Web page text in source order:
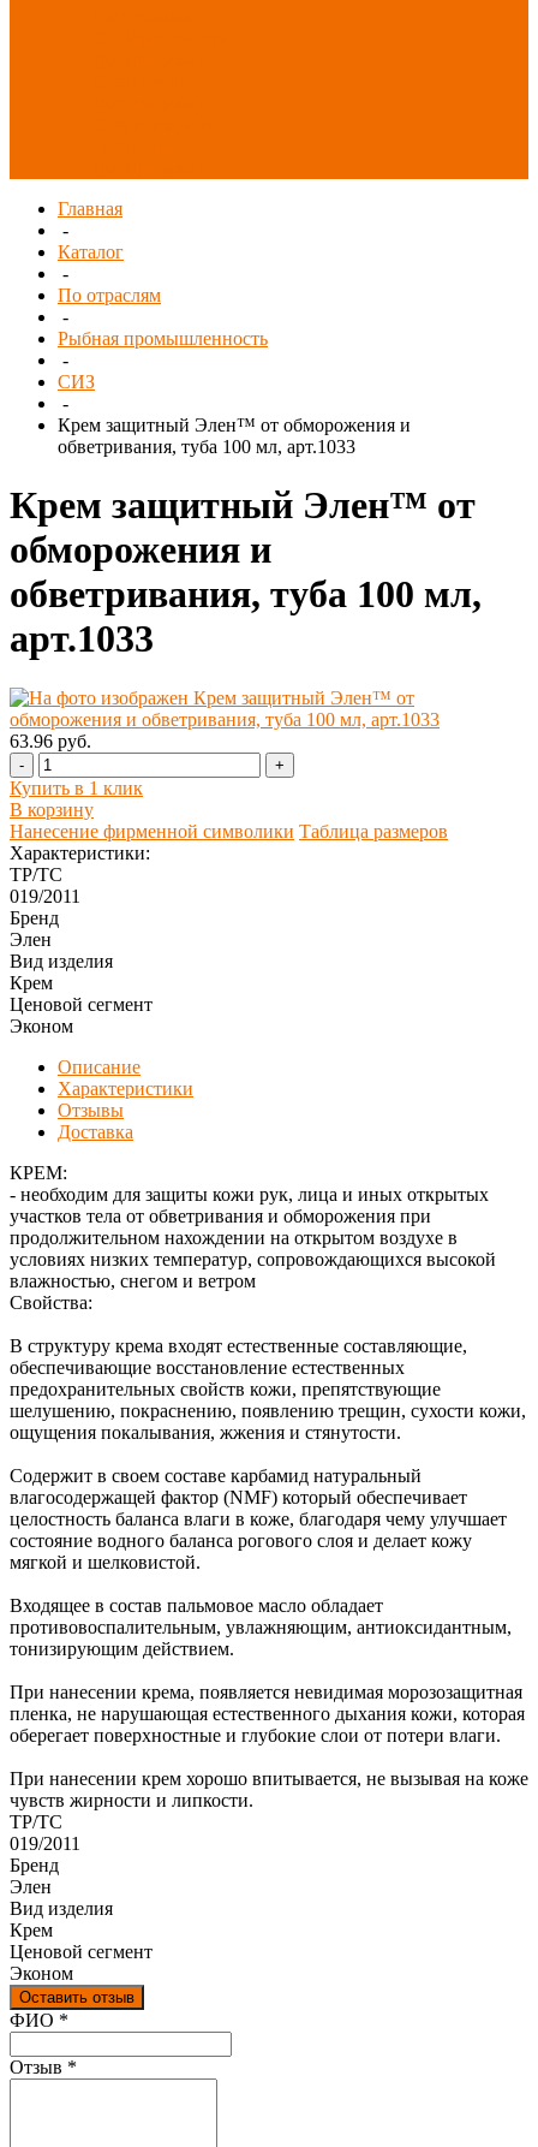
Главная
-
Каталог
-
По отраслям
-
Рыбная промышленность
-
СИЗ
-
Крем защитный Элен™ от обморожения и
обветривания, туба 100 мл, арт.1033
Крем защитный Элен™ от
обморожения и
обветривания, туба 100 мл,
арт.1033
63.96 руб.
- +
Купить в 1 клик
В корзину
Нанесение фирменной символики Таблица размеров
Характеристики:
ТР/ТС
019/2011
Бренд
Элен
Вид изделия
Крем
Ценовой сегмент
Эконом
Описание
Характеристики
Отзывы
Доставка
КРЕМ:
- необходим для защиты кожи рук, лица и иных открытых
участков тела от обветривания и обморожения при
продолжительном нахождении на открытом воздухе в
условиях низких температур, сопровождающихся высокой
влажностью, снегом и ветром
Свойства:
В структуру крема входят естественные составляющие,
обеспечивающие восстановление естественных
предохранительных свойств кожи, препятствующие
шелушению, покраснению, появлению трещин, сухости кожи,
ощущения покалывания, жжения и стянутости.
Содержит в своем составе карбамид натуральный
влагосодержащей фактор (NMF) который обеспечивает
целостность баланса влаги в коже, благодаря чему улучшает
состояние водного баланса рогового слоя и делает кожу
мягкой и шелковистой.
Входящее в состав пальмовое масло обладает
противовоспалительным, увлажняющим, антиоксидантным,
тонизирующим действием.
При нанесении крема, появляется невидимая морозозащитная
пленка, не нарушающая естественного дыхания кожи, которая
оберегает поверхностные и глубокие слои от потери влаги.
При нанесении крем хорошо впитывается, не вызывая на коже
чувств жирности и липкости.
ТР/ТС
019/2011
Бренд
Элен
Вид изделия
Крем
Ценовой сегмент
Эконом
Оставить отзыв
Ваш отзыв был отправлен!
ФИО *
Отзыв *